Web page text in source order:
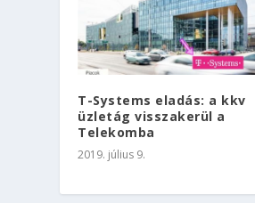
T-Systems eladás: a kkv
üzletág visszakerül a
Telekomba
2019. július 9.